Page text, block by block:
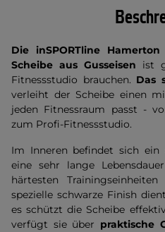
Die inSPORTline
Scheibe aus Gusseisen ist
Fitnessstudio brauchen. Das
verleiht der Scheibe einen
jeden Fitnessraum passt -
zum Profi-Fitnessstudio.
Im Inneren befindet sich ein
eine sehr lange
härtesten
spezielle schwarze Finish
es schützt die Scheibe
verfügt sie über praktische